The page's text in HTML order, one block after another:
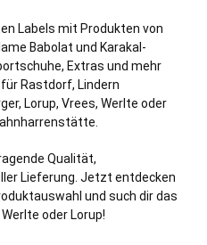
Labels mit Produkten von
Babolat und Karakal-
Extras und mehr
Rastdorf, Lindern
Lorup, Vrees, Werlte oder
Qualität,
Lieferung. Jetzt entdecken
und such dir das
oder Lorup!